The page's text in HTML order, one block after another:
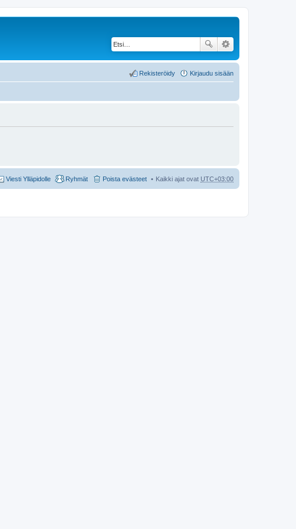
Kirjaudu sisään
Rekisteröidy
Kaikki ajat ovat UTC+03:00
Poista evästeet
Ryhmät
Viesti Ylläpidolle